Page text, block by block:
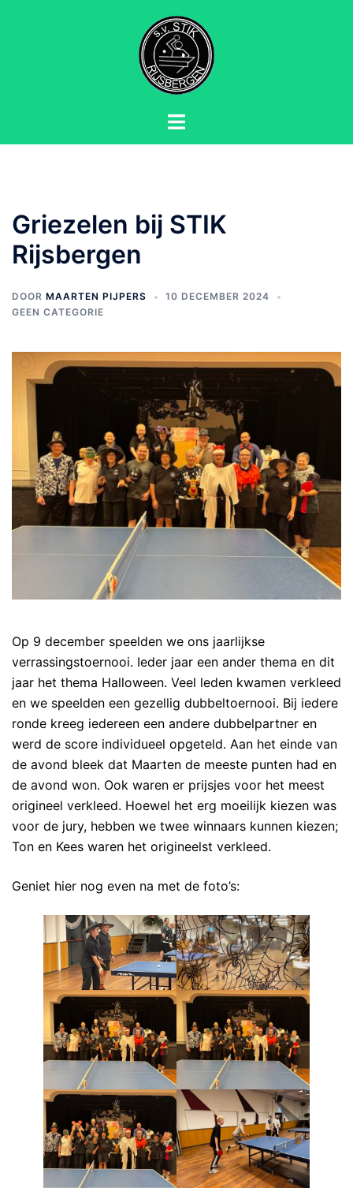
Toggle
Griezelen bij STIK
Rijsbergen
DOOR MAARTEN PIJPERS
10 DECEMBER 2024
GEEN CATEGORIE
Op 9 december speelden we ons jaarlijkse
verrassingstoernooi. Ieder jaar een ander thema en dit
jaar het thema Halloween. Veel leden kwamen verkleed
en we speelden een gezellig dubbeltoernooi. Bij iedere
ronde kreeg iedereen een andere dubbelpartner en
werd de score individueel opgeteld. Aan het einde van
de avond bleek dat Maarten de meeste punten had en
de avond won. Ook waren er prijsjes voor het meest
origineel verkleed. Hoewel het erg moeilijk kiezen was
voor de jury, hebben we twee winnaars kunnen kiezen;
Ton en Kees waren het origineelst verkleed.
Geniet hier nog even na met de foto’s: